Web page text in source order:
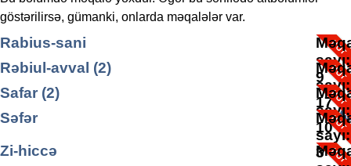
göstərilirsə, gümanki, onlarda məqalələr var.
Rabius-sani
9
Rəbiul-avval (2)
17
Safar (2)
10
Səfər
3
Səfər ayına aid yazılar
Zi-hiccə